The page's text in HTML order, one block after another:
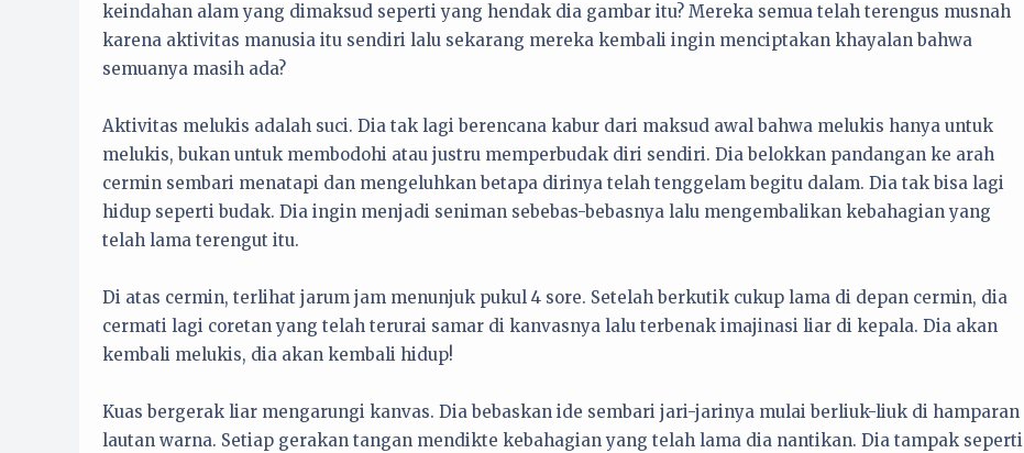
keindahan alam yang dimaksud seperti yang hendak dia gambar itu? Mereka semua telah terengus musnah
karena aktivitas manusia itu sendiri lalu sekarang mereka kembali ingin menciptakan khayalan bahwa
semuanya masih ada?
Aktivitas melukis adalah suci. Dia tak lagi berencana kabur dari maksud awal bahwa melukis hanya untuk
melukis, bukan untuk membodohi atau justru memperbudak diri sendiri. Dia belokkan pandangan ke arah
cermin sembari menatapi dan mengeluhkan betapa dirinya telah tenggelam begitu dalam. Dia tak bisa lagi
hidup seperti budak. Dia ingin menjadi seniman sebebas-bebasnya lalu mengembalikan kebahagian yang
telah lama terengut itu.
Di atas cermin, terlihat jarum jam menunjuk pukul 4 sore. Setelah berkutik cukup lama di depan cermin, dia
cermati lagi coretan yang telah terurai samar di kanvasnya lalu terbenak imajinasi liar di kepala. Dia akan
kembali melukis, dia akan kembali hidup!
Kuas bergerak liar mengarungi kanvas. Dia bebaskan ide sembari jari-jarinya mulai berliuk-liuk di hamparan
lautan warna. Setiap gerakan tangan mendikte kebahagian yang telah lama dia nantikan. Dia tampak seperti